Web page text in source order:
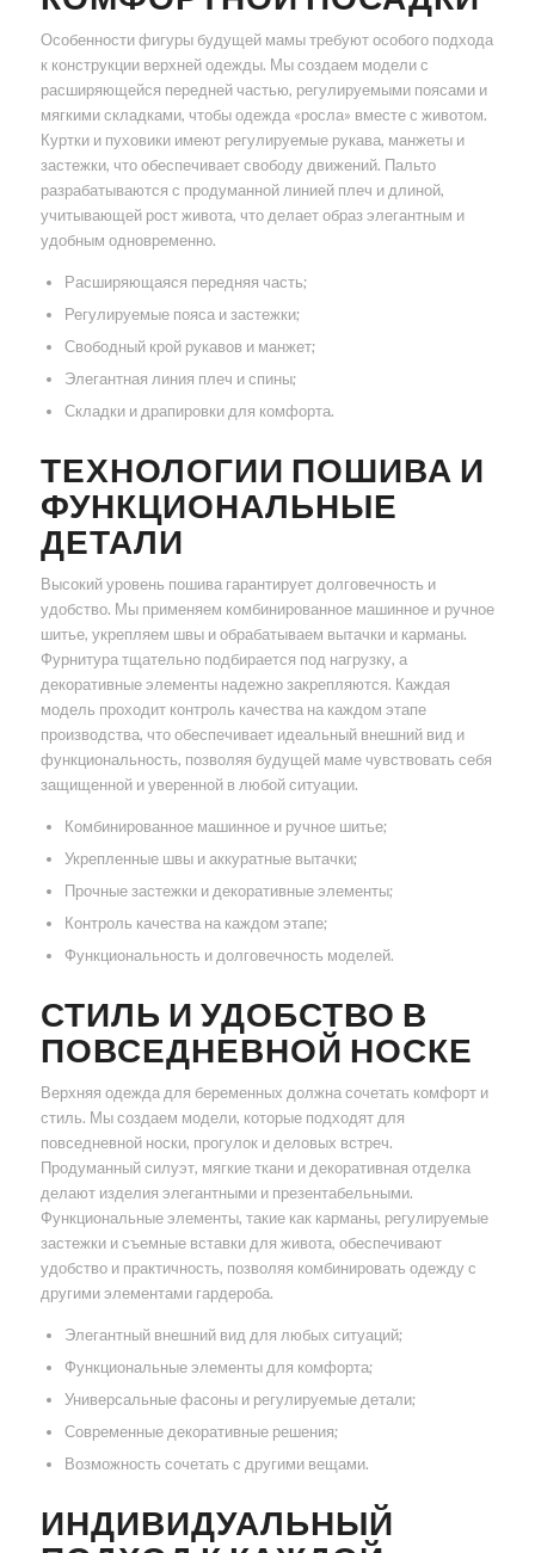
Особенности фигуры будущей мамы требуют особого подхода
к конструкции верхней одежды. Мы создаем модели с
расширяющейся передней частью, регулируемыми поясами и
мягкими складками, чтобы одежда «росла» вместе с животом.
Куртки и пуховики имеют регулируемые рукава, манжеты и
застежки, что обеспечивает свободу движений. Пальто
разрабатываются с продуманной линией плеч и длиной,
учитывающей рост живота, что делает образ элегантным и
удобным одновременно.
Расширяющаяся передняя часть;
Регулируемые пояса и застежки;
Свободный крой рукавов и манжет;
Элегантная линия плеч и спины;
Складки и драпировки для комфорта.
ТЕХНОЛОГИИ ПОШИВА И
ФУНКЦИОНАЛЬНЫЕ
ДЕТАЛИ
Высокий уровень пошива гарантирует долговечность и
удобство. Мы применяем комбинированное машинное и ручное
шитье, укрепляем швы и обрабатываем вытачки и карманы.
Фурнитура тщательно подбирается под нагрузку, а
декоративные элементы надежно закрепляются. Каждая
модель проходит контроль качества на каждом этапе
производства, что обеспечивает идеальный внешний вид и
функциональность, позволяя будущей маме чувствовать себя
защищенной и уверенной в любой ситуации.
Комбинированное машинное и ручное шитье;
Укрепленные швы и аккуратные вытачки;
Прочные застежки и декоративные элементы;
Контроль качества на каждом этапе;
Функциональность и долговечность моделей.
СТИЛЬ И УДОБСТВО В
ПОВСЕДНЕВНОЙ НОСКЕ
Верхняя одежда для беременных должна сочетать комфорт и
стиль. Мы создаем модели, которые подходят для
повседневной носки, прогулок и деловых встреч.
Продуманный силуэт, мягкие ткани и декоративная отделка
делают изделия элегантными и презентабельными.
Функциональные элементы, такие как карманы, регулируемые
застежки и съемные вставки для живота, обеспечивают
удобство и практичность, позволяя комбинировать одежду с
другими элементами гардероба.
Элегантный внешний вид для любых ситуаций;
Функциональные элементы для комфорта;
Универсальные фасоны и регулируемые детали;
Современные декоративные решения;
Возможность сочетать с другими вещами.
ИНДИВИДУАЛЬНЫЙ